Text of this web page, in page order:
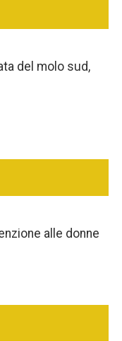
del molo sud,
alle donne